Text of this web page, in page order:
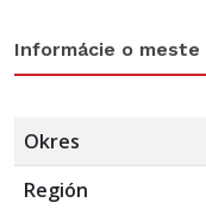
Informácie o meste
Okres
Región